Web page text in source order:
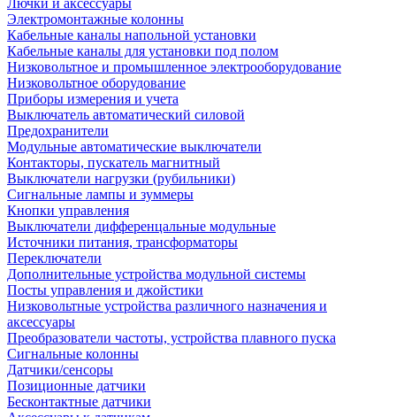
Лючки и аксессуары
Электромонтажные колонны
Кабельные каналы напольной установки
Кабельные каналы для установки под полом
Низковольтное и промышленное электрооборудование
Низковольтное оборудование
Приборы измерения и учета
Выключатель автоматический силовой
Предохранители
Модульные автоматические выключатели
Контакторы, пускатель магнитный
Выключатели нагрузки (рубильники)
Сигнальные лампы и зуммеры
Кнопки управления
Выключатели дифференцальные модульные
Источники питания, трансформаторы
Переключатели
Дополнительные устройства модульной системы
Посты управления и джойстики
Низковольтные устройства различного назначения и
аксессуары
Преобразователи частоты, устройства плавного пуска
Сигнальные колонны
Датчики/сенсоры
Позиционные датчики
Бесконтактные датчики